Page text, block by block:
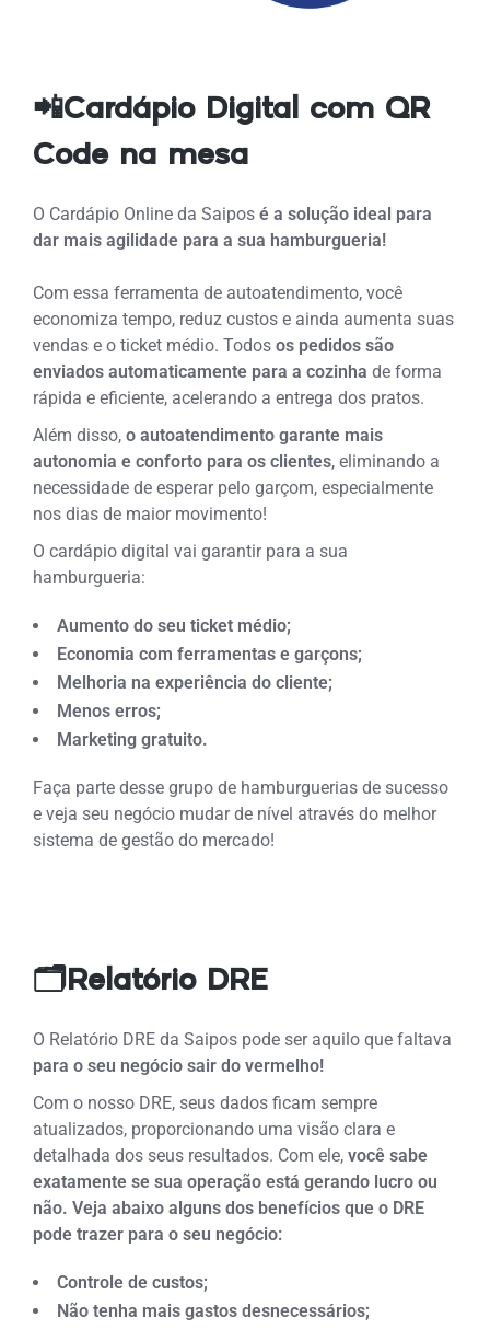
📲Cardápio Digital com QR
Code na mesa
O Cardápio Online da Saiposé a solução ideal para
dar mais agilidade para a sua hamburgueria!
Com essa ferramenta de autoatendimento, você
economiza tempo, reduz custos e ainda aumenta suas
vendas e o ticket médio. Todosos pedidos são
enviados automaticamente para a cozinha de forma
rápida e eficiente, acelerando a entrega dos pratos.
Além disso, o autoatendimento garante mais
autonomia e conforto para os clientes, eliminando a
necessidade de esperar pelo garçom, especialmente
nos dias de maior movimento!
O cardápio digital vai garantir para a sua
hamburgueria:
Aumento do seu ticket médio;
Economia com ferramentas e garçons;
Melhoria na experiência do cliente;
Menos erros;
Marketing gratuito.
Faça parte desse grupo de hamburguerias de sucesso
e veja seu negócio mudar de nível através do melhor
sistema de gestão do mercado!
🗂️Relatório DRE
O Relatório DRE da Saipos pode ser aquilo que faltava
para o seu negócio sair do vermelho!
Com o nosso DRE, seus dados ficam sempre
atualizados, proporcionando uma visão clara e
detalhada dos seus resultados. Com ele, você sabe
exatamente se sua operação está gerando lucro ou
não. Veja abaixo alguns dos benefícios que o DRE
pode trazer para o seu negócio:
Controle de custos;
Não tenha mais gastos desnecessários;